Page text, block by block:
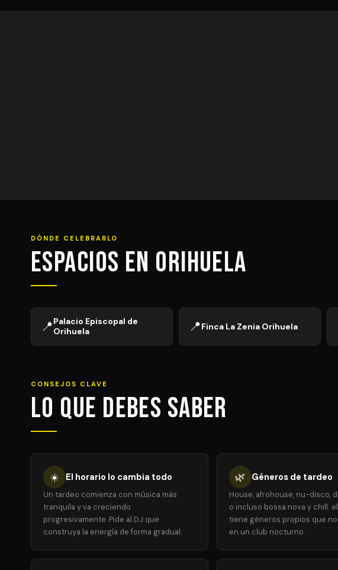
DÓNDE CELEBRARLO
Espacios en Orihuela
📍Palacio Episcopal de
Orihuela
📍Finca La Zenia Orihuela
CONSEJOS CLAVE
Lo que debes saber
☀️ El horario lo cambia todo
Un tardeo comienza con música más
tranquila y va creciendo
progresivamente. Pide al DJ que
construya la energía de forma gradual.
🌿 Géneros de tardeo
House, afrohouse, nu-disco,
o incluso bossa nova y chill:
tiene géneros propios que
en un club nocturno.